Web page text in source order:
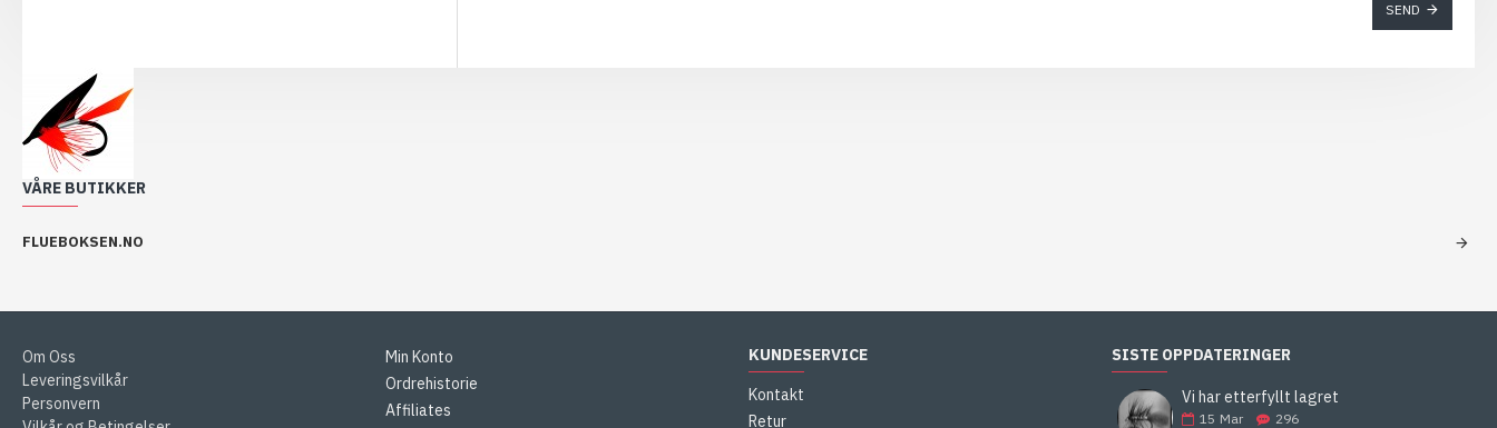
SEND
VÅRE BUTIKKER
FLUEBOKSEN.NO
Om Oss
Leveringsvilkår
Personvern
Min Konto
Ordrehistorie
Affiliates
KUNDESERVICE
Kontakt
Retur
SISTE OPPDATERINGER
Vi har etterfyllt lagret
15 Mar 296